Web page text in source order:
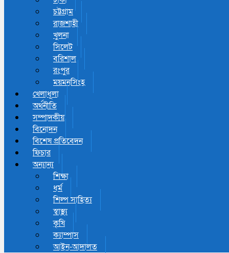
চট্টগ্রাম
রাজশাহী
খুলনা
সিলেট
বরিশাল
রংপুর
ময়মনসিংহ
খেলাধূলা
অর্থনীতি
সম্পাদকীয়
বিনোদন
বিশেষ প্রতিবেদন
ফিচার
অন্যান্য
শিক্ষা
ধর্ম
শিল্প সাহিত্য
স্বাস্থ্য
কৃষি
ক্যাম্পাস
আইন-আদালত